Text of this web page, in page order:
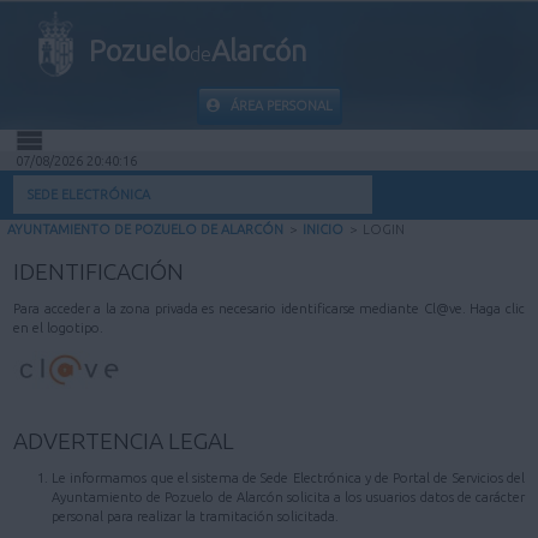
PozuelodeAlarcón
ÁREA PERSONAL
INICIO
MI CARPETA
INFORMACIÓN MUNICIPAL
AYUDA
07/08/2026 20:40:16
SEDE ELECTRÓNICA
AYUNTAMIENTO DE POZUELO DE ALARCÓN > INICIO > LOGIN
IDENTIFICACIÓN
Para acceder a la zona privada es necesario identificarse mediante Cl@ve. Haga clic
en el logotipo.
ADVERTENCIA LEGAL
Le informamos que el sistema de Sede Electrónica y de Portal de Servicios del
Ayuntamiento de Pozuelo de Alarcón solicita a los usuarios datos de carácter
personal para realizar la tramitación solicitada.